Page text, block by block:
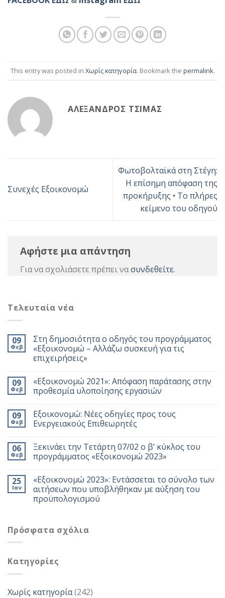
This entry was posted in Χωρίς κατηγορία. Bookmark the permalink.
ΑΛΈΞΑΝΔΡΟΣ ΤΣΊΜΑΣ
Συνεχές Εξοικονομώ
Φωτοβολταϊκά στη Στέγη:
Η επίσημη απόφαση της
προκήρυξης • Το πλήρες
κείμενο του οδηγού
Αφήστε μια απάντηση
Για να σχολιάσετε πρέπει νασυνδεθείτε.
Τελευταία νέα
09
Φεβ
Στη δημοσιότητα ο οδηγός του προγράμματος
«Εξοικονομώ – Αλλάζω συσκευή για τις
επιχειρήσεις»
09
Φεβ
«Εξοικονομώ 2021»: Απόφαση παράτασης στην
προθεσμία υλοποίησης εργασιών
09
Φεβ
Εξοικονομώ: Νέες οδηγίες προς τους
Ενεργειακούς Επιθεωρητές
06
Φεβ
Ξεκινάει την Τετάρτη 07/02 ο β’ κύκλος του
προγράμματος «Εξοικονομώ 2023»
25
Ιαν
«Εξοικονομώ 2023»: Εντάσσεται το σύνολο των
αιτήσεων που υποβλήθηκαν με αύξηση του
προϋπολογισμού
Πρόσφατα σχόλια
Kατηγορίες
Χωρίς κατηγορία(242)